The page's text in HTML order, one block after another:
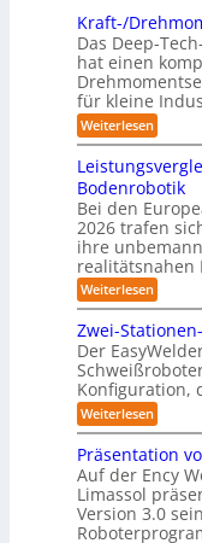
a
x
s
n
a
h
e
A
u
t
o
m
a
t
i
s
i
e
r
u
n
g
f
2
0
2
6
n
g
S
y
s
e
m
m
p
a
t
e
s
3
D
-
S
t
e
r
e
o
-
K
m
e
r
a
Kraft-/
Das Deep-
hat einen
für kleine
Weiterlesen:
K
a
f
t
-
/
D
r
e
h
m
o
m
e
n
t
s
e
n
s
o
r
f
Bodenrobotik
Bei den
2026 trafen
ihre
realitätsnahen
Weiterlesen:
L
e
i
s
t
u
n
g
s
v
e
r
g
l
Zwei-
Der
Konfiguration,
Weiterlesen:
Z
w
e
i
-
S
t
Präsentation
Auf der Ency
Limassol
Version 3.0